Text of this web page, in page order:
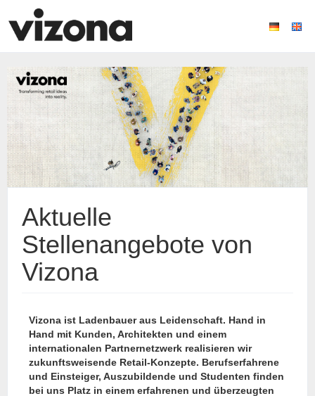
Aktuelle
Stellenangebote von
Vizona
Vizona ist Ladenbauer aus Leidenschaft. Hand in
Hand mit Kunden, Architekten und einem
internationalen Partnernetzwerk realisieren wir
zukunftsweisende Retail-Konzepte. Berufserfahrene
und Einsteiger, Auszubildende und Studenten finden
bei uns Platz in einem erfahrenen und überzeugten